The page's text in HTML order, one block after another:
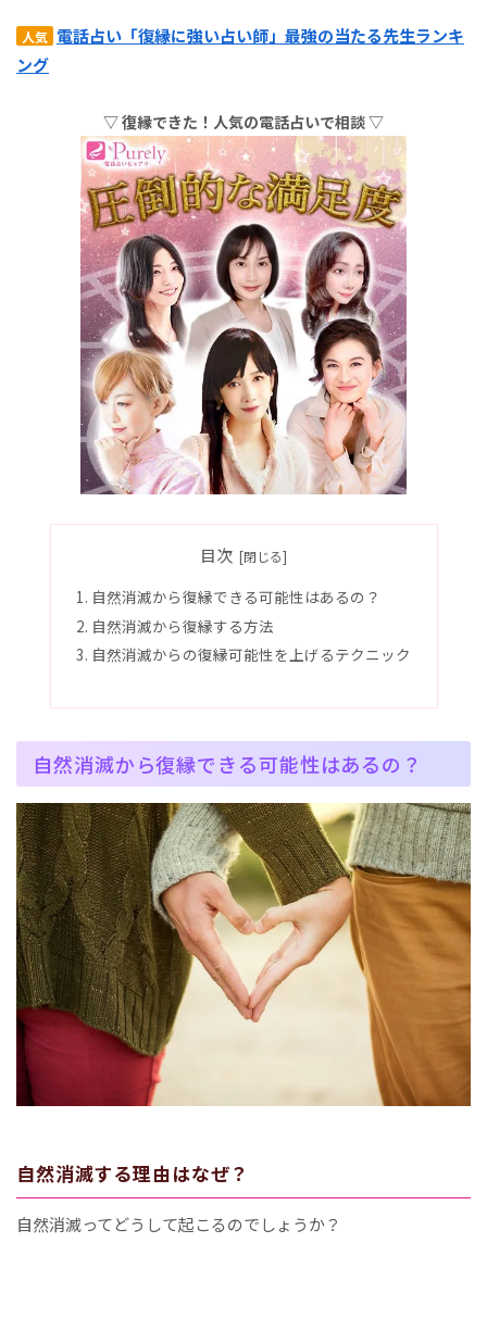
人気 電話占い「復縁に強い占い師」最強の当たる先生ランキ
ング
▽ 復縁できた！人気の電話占いで相談 ▽
目次
自然消滅から復縁できる可能性はあるの？
自然消滅から復縁する方法
自然消滅からの復縁可能性を上げるテクニック
自然消滅から復縁できる可能性はあるの？
自然消滅する理由はなぜ？
自然消滅ってどうして起こるのでしょうか？